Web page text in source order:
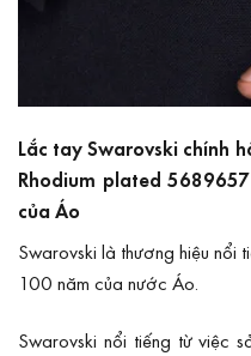
Lắc tay Swarovski chính
Rhodium plated
của Áo
Swarovski là thương hiệu nổi
100 năm của nước Áo.
Swarovski nổi tiếng từ việc